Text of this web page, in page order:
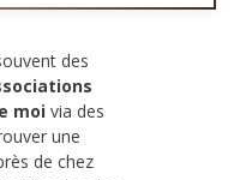
des
moi via des
une
de chez